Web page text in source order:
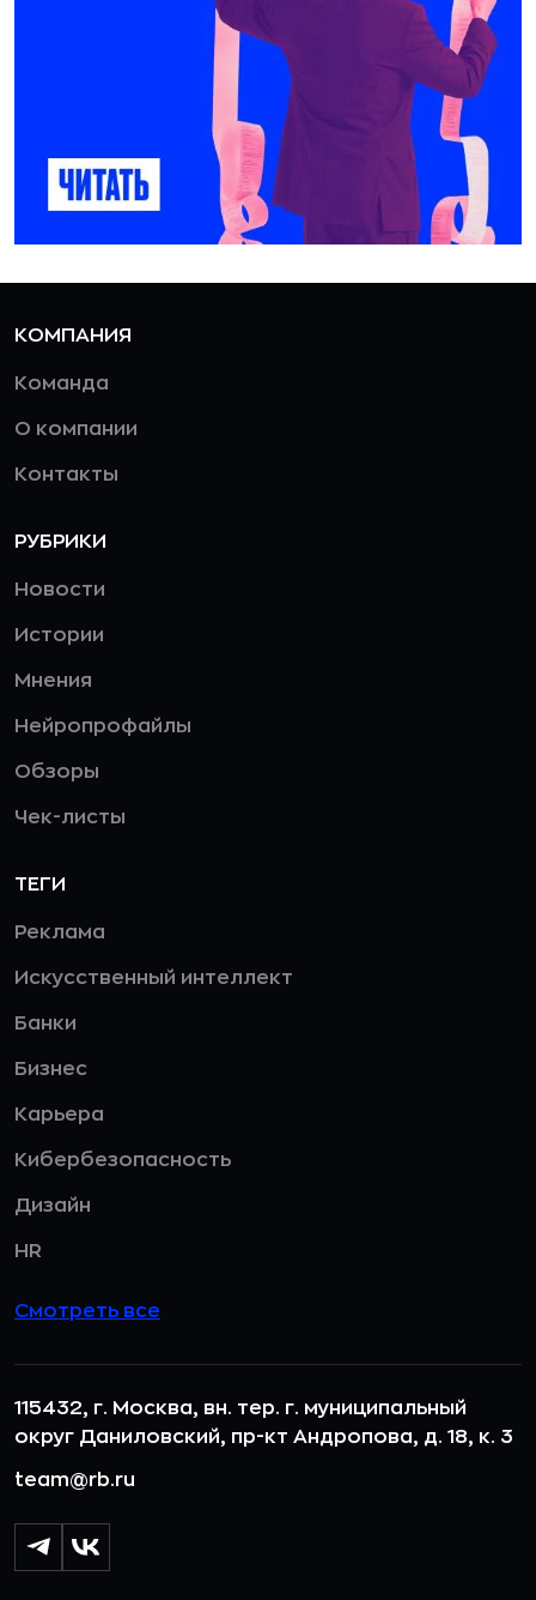
КОМПАНИЯ
Команда
О компании
Контакты
РУБРИКИ
Новости
Истории
Мнения
Нейропрофайлы
Обзоры
Чек-листы
ТЕГИ
Реклама
Искусственный интеллект
Банки
Бизнес
Карьера
Кибербезопасность
Дизайн
HR
Смотреть все
115432, г. Москва, вн. тер. г. муниципальный
округ Даниловский, пр-кт Андропова, д. 18, к. 3
team@rb.ru